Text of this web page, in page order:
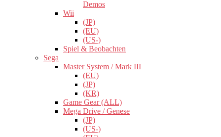
Demos
Wii
(JP)
(EU)
(US-)
Spiel & Beobachten
Sega
Master System / Mark III
(EU)
(JP)
(KR)
Game Gear (ALL)
Mega Drive / Genese
(JP)
(US-)